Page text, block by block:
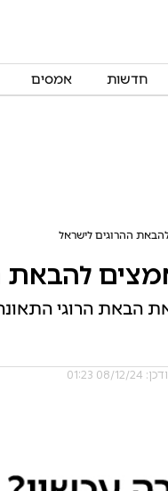
חדשות אמסים
ההרוגים לישראל
להבאת
הרוגי התאונה
08/12/24 01:23